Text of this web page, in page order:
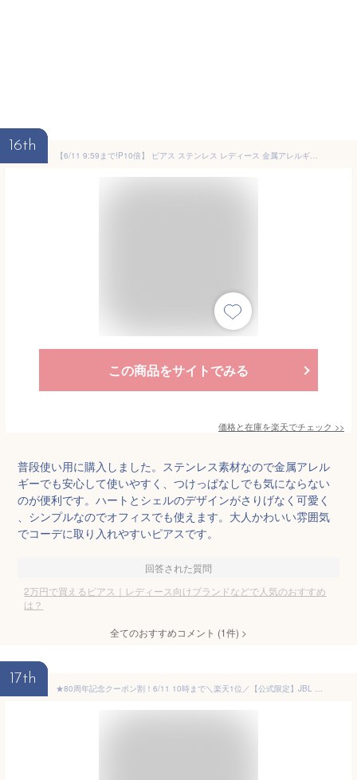
16th
【6/11 9:59まで!P10倍】 ピアス ステンレス レディース 金属アレルギー サージカルステンレス ハート シェル ブラック ホワイト ガーリー ゴールド つけっぱなし シンプル 普段使い 大人 かわいい オフィス メール便送料無料
この商品をサイトでみる
価格と在庫を楽天でチェック >>
普段使い用に購入しました。ステンレス素材なので金属アレル
ギーでも安心して使いやすく、つけっぱなしでも気にならない
のが便利です。ハートとシェルのデザインがさりげなく可愛く
、シンプルなのでオフィスでも使えます。大人かわいい雰囲気
でコーデに取り入れやすいピアスです。
回答された質問
2万円で買えるピアス｜レディース向けブランドなどで人気のおすすめ
は？
全てのおすすめコメント (1件) >
17th
★80周年記念クーポン割！6/11 10時まで＼楽天1位／【公式限定】JBL ワイヤレスイヤホン LIVE BUDS3 | イヤホン Bluetooth 5.3 ノイズキャンセリング 液晶付き タッチパネル 画面 LDAC ハイレゾ マルチポイント接続 ANC 外音取り込み IP55防水防塵 最大40時間再生 スマート